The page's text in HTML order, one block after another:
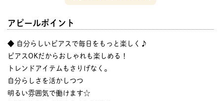
アピールポイント
◆ 自分らしいピアスで毎日をもっと楽しく♪
ピアスOKだからおしゃれも楽しめる！
トレンドアイテムもさりげなく。
自分らしさを活かしつつ
明るい雰囲気で働けます☆